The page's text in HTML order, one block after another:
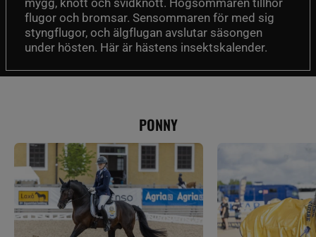
flugor och bromsar. Sensommaren för med sig
styngflugor, och älgflugan avslutar säsongen
under hösten. Här är hästens insektskalender.
PONNY